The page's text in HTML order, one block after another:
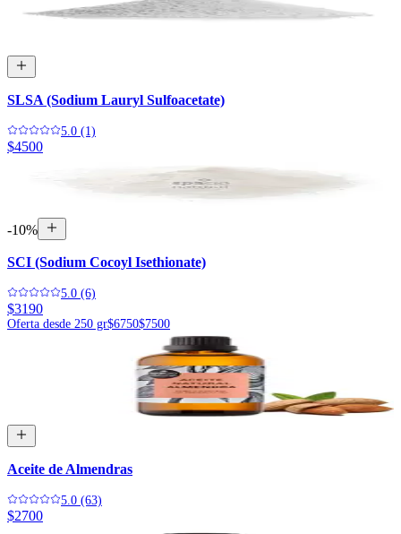
SLSA (Sodium Lauryl Sulfoacetate)
5.0 (1)
$4500
-10%
SCI (Sodium Cocoyl Isethionate)
5.0 (6)
$3190
Oferta desde 250 gr$6750$7500
Aceite de Almendras
5.0 (63)
$2700